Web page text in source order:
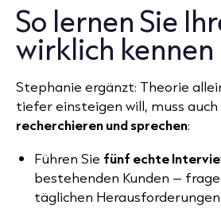
So lernen Sie
wirklich kennen
Stephanie ergänzt: Theorie
tiefer einsteigen will, muss auch
recherchieren und sprechen:
Führen Sie fünf echte
bestehenden Kunden –
täglichen Herausforderungen.